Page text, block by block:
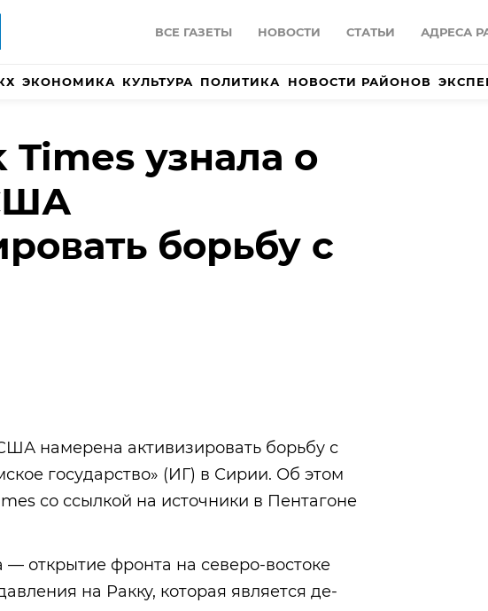
ВСЕ ГАЗЕТЫ НОВОСТИ СТАТЬИ АДРЕСА
ЭКОНОМИКА КУЛЬТУРА ПОЛИТИКА НОВОСТИ РАЙОНОВ
Times узнала о
борьбу с
намерена активизировать борьбу с
государство» (ИГ) в Сирии. Об этом
со ссылкой на источники в Пентагоне
открытие фронта на северо-востоке
на Ракку, которая является де-